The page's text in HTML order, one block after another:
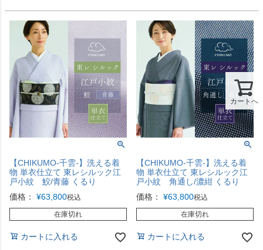
【CHIKUMO-千雲-】洗える着
物 単衣仕立て 東レシルック江
戸小紋 鮫/青藤 くるり
価格：
¥63,800税込
在庫切れ
カートに入れる
【CHIKUMO-千雲-】洗える着
物 単衣仕立て 東レシルック江
戸小紋 角通し/濃紺 くるり
価格：
¥63,800税込
在庫切れ
カートに入れる
カートへ